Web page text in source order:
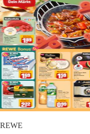
REWE